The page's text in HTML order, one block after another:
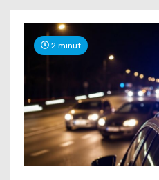
2 minut